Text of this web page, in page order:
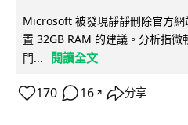
Microsoft 被發現靜靜刪除官方
置 32GB RAM 的建議。分析指微
門...
閱讀全文
170 16 ↗ 分享